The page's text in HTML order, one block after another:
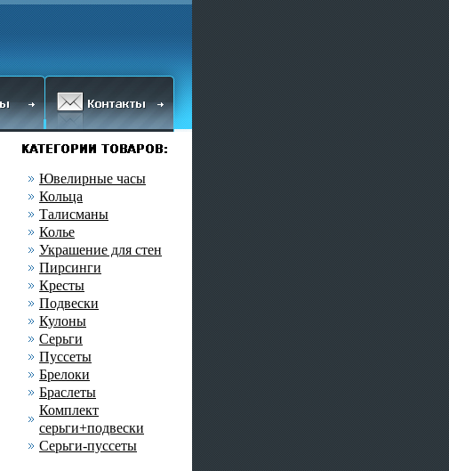
Ювелирные часы
Кольца
Талисманы
Колье
Украшение для стен
Пирсинги
Кресты
Подвески
Кулоны
Серьги
Пуссеты
Брелоки
Браслеты
Комплект
серьги+подвески
Серьги-пуссеты